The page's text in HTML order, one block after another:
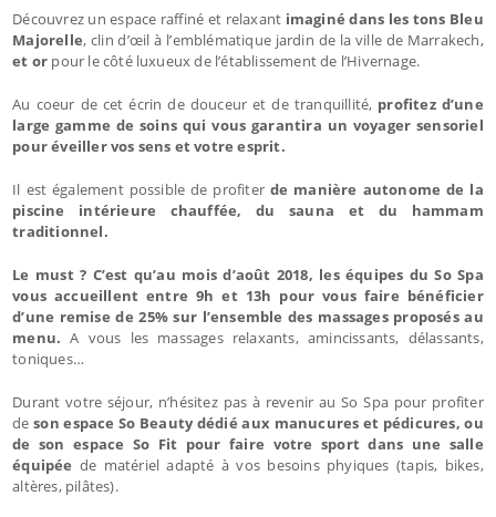
Découvrez un espace raffiné et relaxant imaginé dans les tons Bleu
Majorelle, clin d’œil à l’emblématique jardin de la ville de Marrakech,
et or pour le côté luxueux de l’établissement de l’Hivernage.
Au coeur de cet écrin de douceur et de tranquillité, profitez d’une
large gamme de soins qui vous garantira un voyager sensoriel
pour éveiller vos sens et votre esprit.
Il est également possible de profiter de manière autonome de la
piscine intérieure chauffée, du sauna et du hammam
traditionnel.
Le must ? C’est qu’au mois d’août 2018, les équipes du So Spa
vous accueillent entre 9h et 13h pour vous faire bénéficier
d’une remise de 25% sur l’ensemble des massages proposés au
menu. A vous les massages relaxants, amincissants, délassants,
toniques…
Durant votre séjour, n’hésitez pas à revenir au So Spa pour profiter
deson espace So Beauty dédié aux manucures et pédicures, ou
de son espace So Fit pour faire votre sport dans une salle
équipée de matériel adapté à vos besoins phyiques (tapis, bikes,
altères, pilâtes).